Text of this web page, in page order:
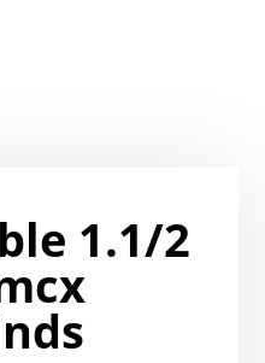
1.1/2